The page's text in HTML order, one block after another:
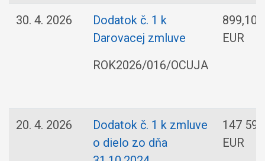
30. 4. 2026
Dodatok č. 1 k
Darovacej zmluve
ROK2026/016/OCUJA
899,10
EUR
20. 4. 2026
Dodatok č. 1 k zmluve
o dielo zo dňa
147
EUR